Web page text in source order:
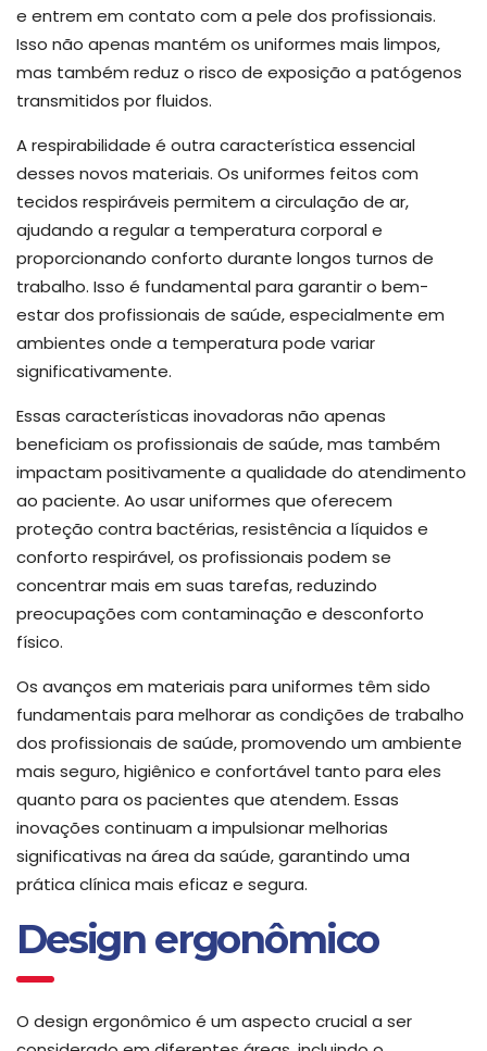
e entrem em contato com a pele dos profissionais.
Isso não apenas mantém os uniformes mais limpos,
mas também reduz o risco de exposição a patógenos
transmitidos por fluidos.
A respirabilidade é outra característica essencial
desses novos materiais. Os uniformes feitos com
tecidos respiráveis permitem a circulação de ar,
ajudando a regular a temperatura corporal e
proporcionando conforto durante longos turnos de
trabalho. Isso é fundamental para garantir o bem-
estar dos profissionais de saúde, especialmente em
ambientes onde a temperatura pode variar
significativamente.
Essas características inovadoras não apenas
beneficiam os profissionais de saúde, mas também
impactam positivamente a qualidade do atendimento
ao paciente. Ao usar uniformes que oferecem
proteção contra bactérias, resistência a líquidos e
conforto respirável, os profissionais podem se
concentrar mais em suas tarefas, reduzindo
preocupações com contaminação e desconforto
físico.
Os avanços em materiais para uniformes têm sido
fundamentais para melhorar as condições de trabalho
dos profissionais de saúde, promovendo um ambiente
mais seguro, higiênico e confortável tanto para eles
quanto para os pacientes que atendem. Essas
inovações continuam a impulsionar melhorias
significativas na área da saúde, garantindo uma
prática clínica mais eficaz e segura.
Design ergonômico
O design ergonômico é um aspecto crucial a ser